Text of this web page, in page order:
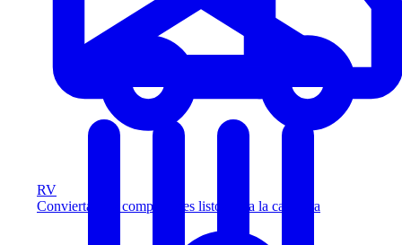
RV
Convierta más compradores listos para la carretera